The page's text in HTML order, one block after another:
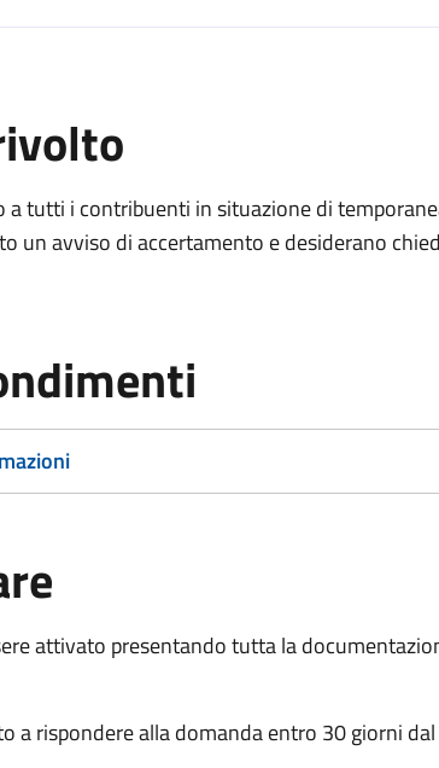
a tutti i contribuenti in situazione di
un avviso di accertamento e desiderano
attivato presentando tutta la
a rispondere alla domanda entro 30 giorni